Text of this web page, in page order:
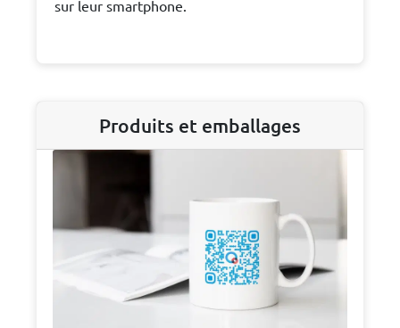
sur leur smartphone.
Produits et emballages